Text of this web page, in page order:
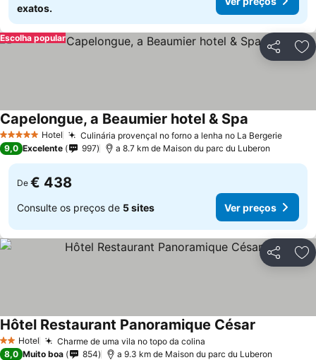
exatos.
Partilhar
Escolha popular
5 Estrelas Hotel Culinária provençal no forno a lenha no La Bergerie
Capelongue, a Beaumier hotel & Spa
9,0 Excelente 997 a 8.7 km de Maison du parc du Luberon
De € 438
Consulte os preços de 5 sites Ver preços
Partilhar
2 Estrelas
Hotel Charme de uma vila no topo da colina
Hôtel Restaurant Panoramique César
8,0 Muito boa 854 a 9.3 km de Maison du parc du Luberon